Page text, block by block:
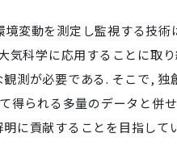
変動を測定し監視する技術
気科学に応用することに取
測が必要である. そこで, 独
得られる多量のデータと併
に貢献することを目指して